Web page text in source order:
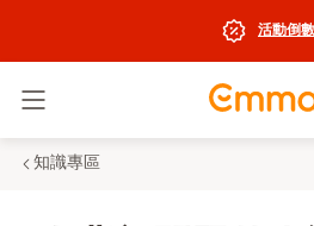
活動倒數
知識專區